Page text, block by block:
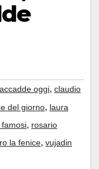
accadde oggi, claudio
del giorno, laura
famosi, rosario
la fenice, vujadin